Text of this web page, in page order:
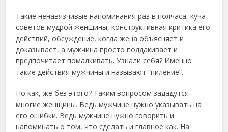
Такие ненавязчивые напоминания раз в полчаса, куча
советов мудрой женщины, конструктивная критика его
действий, обсуждение, когда жена объясняет и
доказывает, а мужчина просто поддакивает и
предпочитает помалкивать. Узнали себя? Именно
такие действия мужчины и называют “пиление”.
Но как, же без этого? Таким вопросом зададутся
многие женщины. Ведь мужчине нужно указывать на
его ошибки. Ведь мужчине нужно говорить и
напоминать о том, что сделать и главное как. На